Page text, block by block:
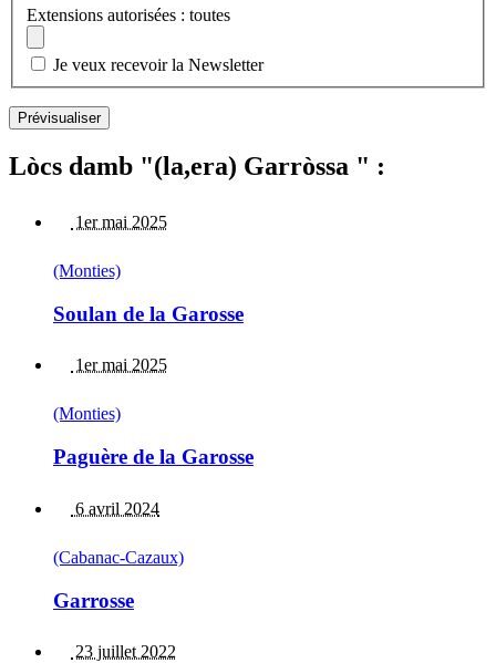
Extensions autorisées : toutes
Je veux recevoir la Newsletter
Lòcs damb "(la,era) Garròssa " :
1er mai 2025
(Monties)
Soulan de la Garosse
1er mai 2025
(Monties)
Paguère de la Garosse
6 avril 2024
(Cabanac-Cazaux)
Garrosse
23 juillet 2022